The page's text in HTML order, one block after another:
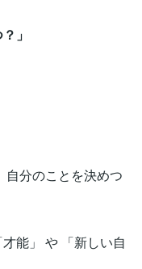
」
分のことを決めつ
能」 や 「新しい自